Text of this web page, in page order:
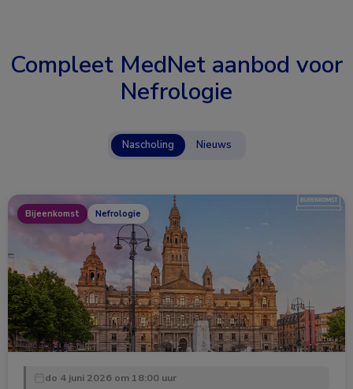
Compleet MedNet aanbod voor
Nefrologie
Nascholing Nieuws
Bijeenkomst Nefrologie
do 4 juni 2026 om 18:00 uur